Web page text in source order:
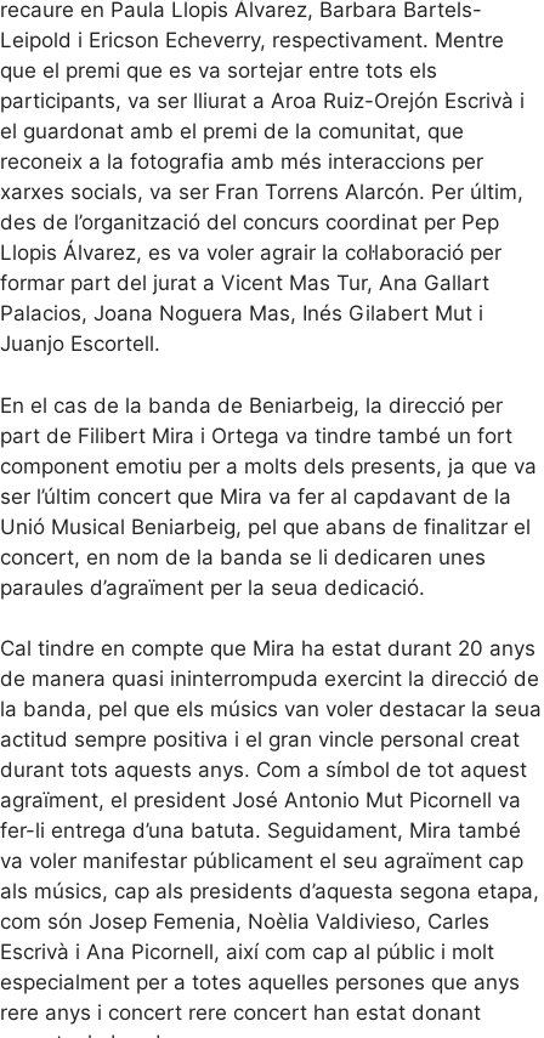
recaure en Paula Llopis Álvarez, Barbara Bartels-
Leipold i Ericson Echeverry, respectivament. Mentre
que el premi que es va sortejar entre tots els
participants, va ser lliurat a Aroa Ruiz-Orejón Escrivà i
el guardonat amb el premi de la comunitat, que
reconeix a la fotografia amb més interaccions per
xarxes socials, va ser Fran Torrens Alarcón. Per últim,
des de l’organització del concurs coordinat per Pep
Llopis Álvarez, es va voler agrair la col·laboració per
formar part del jurat a Vicent Mas Tur, Ana Gallart
Palacios, Joana Noguera Mas, Inés Gilabert Mut i
Juanjo Escortell.
En el cas de la banda de Beniarbeig, la direcció per
part de Filibert Mira i Ortega va tindre també un fort
component emotiu per a molts dels presents, ja que va
ser l’últim concert que Mira va fer al capdavant de la
Unió Musical Beniarbeig, pel que abans de finalitzar el
concert, en nom de la banda se li dedicaren unes
paraules d’agraïment per la seua dedicació.
Cal tindre en compte que Mira ha estat durant 20 anys
de manera quasi ininterrompuda exercint la direcció de
la banda, pel que els músics van voler destacar la seua
actitud sempre positiva i el gran vincle personal creat
durant tots aquests anys. Com a símbol de tot aquest
agraïment, el president José Antonio Mut Picornell va
fer-li entrega d’una batuta. Seguidament, Mira també
va voler manifestar públicament el seu agraïment cap
als músics, cap als presidents d’aquesta segona etapa,
com són Josep Femenia, Noèlia Valdivieso, Carles
Escrivà i Ana Picornell, així com cap al públic i molt
especialment per a totes aquelles persones que anys
rere anys i concert rere concert han estat donant